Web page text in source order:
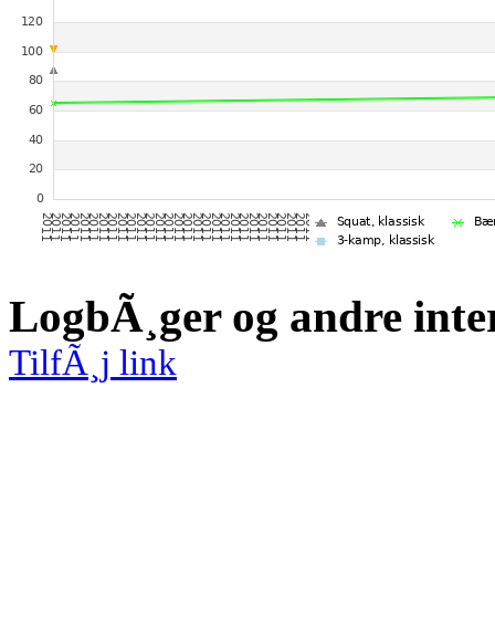
LogbÃ¸ger og andre
TilfÃ¸j link